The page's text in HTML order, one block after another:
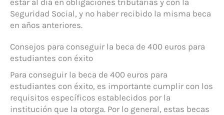
estar al día en obligaciones tributarias y con la
Seguridad Social, y no haber recibido la misma beca
en años anteriores.
Consejos para conseguir la beca de 400 euros para
estudiantes con éxito
Para conseguir la beca de 400 euros para
estudiantes con éxito, es importante cumplir con los
requisitos específicos establecidos por la
institución que la otorga. Por lo general, estas becas